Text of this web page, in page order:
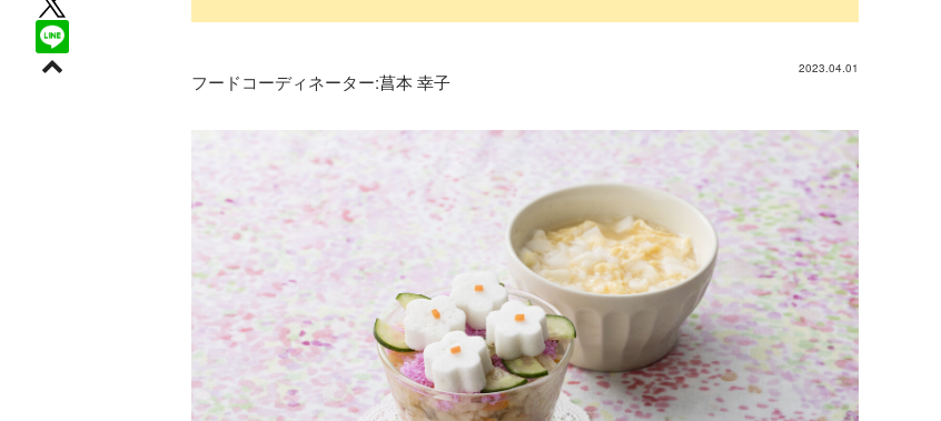
2023.04.01
フードコーディネーター:菖本 幸子